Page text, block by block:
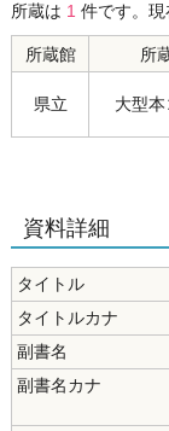
所蔵は 1 件です。
所蔵館 所
県立 大型
資料詳細
タイトル
タイトルカナ
副書名
副書名カナ